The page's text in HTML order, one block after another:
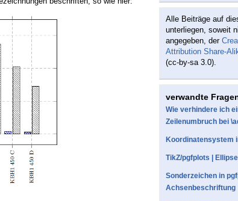
Alle Beiträge auf
unterliegen, soweit
angegeben, der
Attribution Share-
(cc-by-sa 3.0).
verwandte
Wie verhindere ich
Zeilenumbruch bei
Koordinatensystem
TikZ/pgfplots | Ellipse
Sonderzeichen in
Achsenbeschriftung